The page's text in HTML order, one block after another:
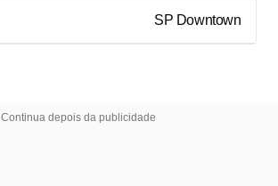
SP Downtown
Continua depois da publicidade